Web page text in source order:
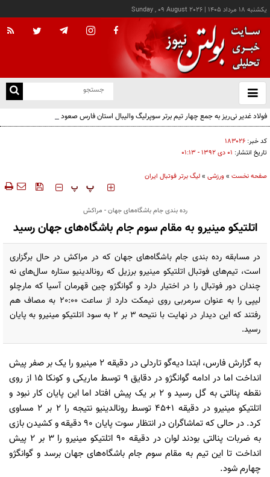
يکشنبه ۱۸ مرداد ۱۴۰۵ |
Sunday , 09 August 2026
باز
و
فولاد غدیر نی‌ریز به جمع چهار تیم برتر سوپرلیگ والیبال استان فارس صعود کرد
کد خبر: ۱۸۳۰۲۶
تاریخ انتشار: ۰۱ دی ۱۳۹۲ - ۰۱:۱۳
صفحه نخست »ورزشی »لیگ برتر فوتبال ایران
‍‍‍ پ پ
رده بندی جام باشگاه‌های جهان - مراکش
اتلتیکو مینیرو به مقام سوم جام باشگاه‌های جهان رسید
در مسابقه رده بندی جام باشگاه‌های جهان که در مراکش در حال برگزاری
است، تیم‌های فوتبال اتلتیکو مینیرو برزیل که رونالدینیو ستاره سال‌های نه
چندان دور فوتبال را در اختیار دارد و گوانگژو چین قهرمان آسیا که مارچلو
لیپی را به عنوان سرمربی روی نیمکت دارد از ساعت 20:00 به مصاف هم
رفتند که این دیدار در نهایت با نتیحه 3 بر 2 به سود اتلتیکو مینیرو به پایان
رسید.
به گزارش فارس، ابتدا دیه‌گو تاردلی در دقیقه 2 مینیرو را یک بر صفر پیش
انداخت اما در ادامه گوانگژو در دقایق 9 توسط ماریکی و کونکا 15 از روی
نقطه پنالتی به گل رسید و 2 بر یک پیش افتاد اما این پایان کار نبود و
اتلتیکو مینیرو در دقیقه 1+45 توسط رونالدینیو نتیجه را 2 بر 2 مساوی
کرد. در حالی که تماشاگران در انتظار سوت پایان 90 دقیقه و کشیدن بازی
به ضربات پنالتی بودند لوان در دقیقه 90 اتلتیکو مینیرو را 3 بر 2 پیش
انداخت تا این تیم به مقام سوم جام باشگاه‌های جهان برسد و گوانگژو
چهارم شود.